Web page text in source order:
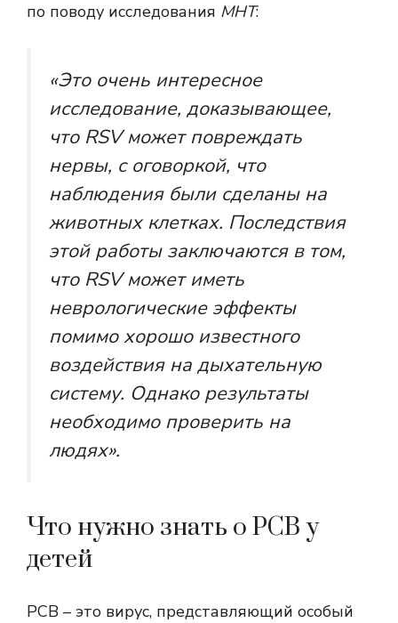
по поводу исследования МНТ:
«Это очень интересное
исследование, доказывающее,
что RSV может повреждать
нервы, с оговоркой, что
наблюдения были сделаны на
животных клетках. Последствия
этой работы заключаются в том,
что RSV может иметь
неврологические эффекты
помимо хорошо известного
воздействия на дыхательную
систему. Однако результаты
необходимо проверить на
людях».
Что нужно знать о РСВ у
детей
РСВ – это вирус, представляющий особый